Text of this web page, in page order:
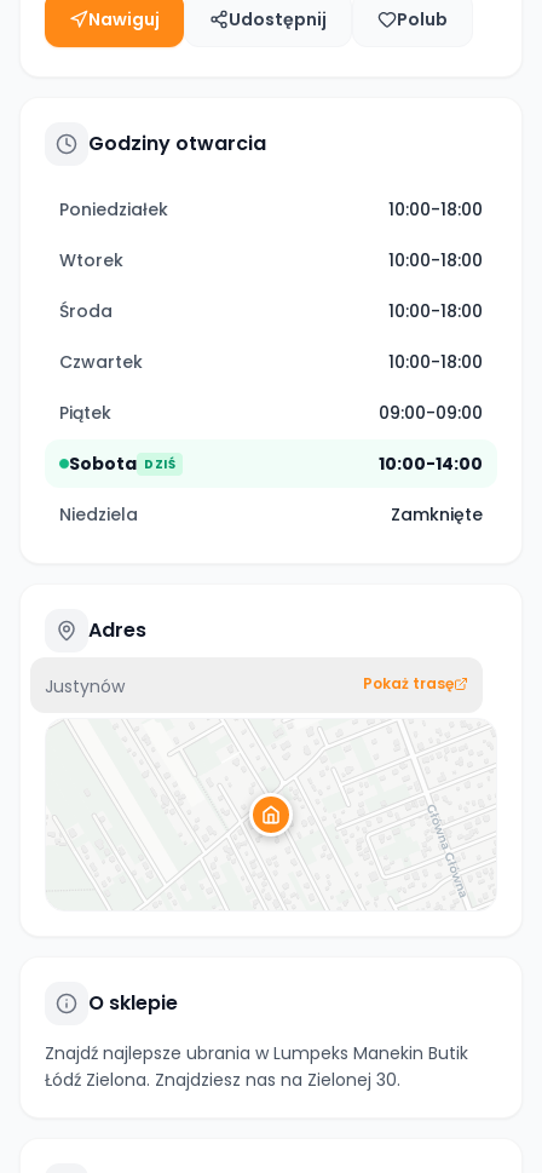
Nawiguj Udostępnij Polub
Godziny otwarcia
Poniedziałek 10:00-18:00
Wtorek 10:00-18:00
Środa 10:00-18:00
Czwartek 10:00-18:00
Piątek 09:00-09:00
Sobota DZIŚ 10:00-14:00
Niedziela Zamknięte
Adres
Justynów Pokaż trasę
O sklepie
Znajdź najlepsze ubrania w Lumpeks Manekin Butik
Łódź Zielona. Znajdziesz nas na Zielonej 30.